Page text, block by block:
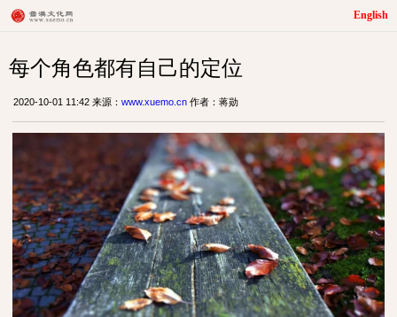
English
每个角色都有自己的定位
2020-10-01 11:42 来源： www.xuemo.cn 作者：蒋勋